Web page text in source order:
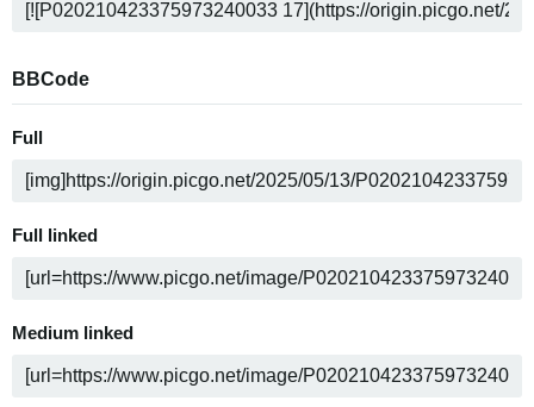
BBCode
Full
Full linked
Medium linked